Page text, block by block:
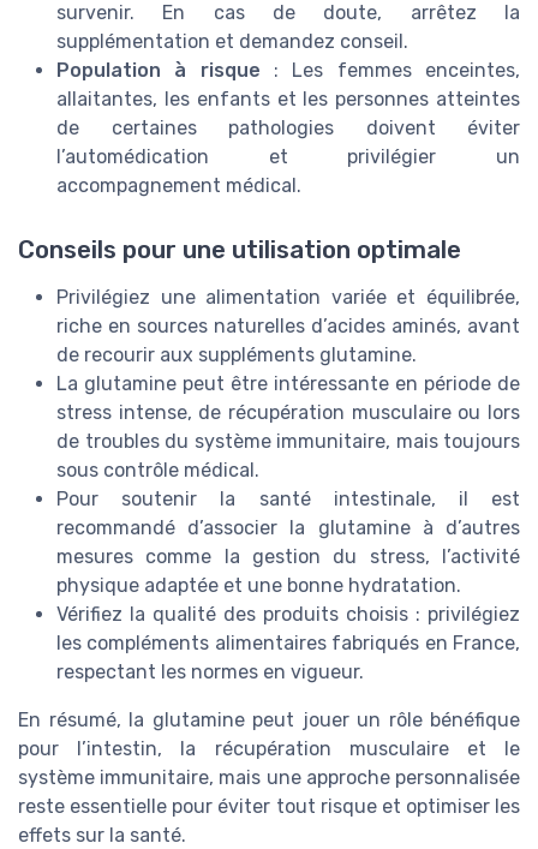
survenir. En cas de doute, arrêtez la
supplémentation et demandez conseil.
Population à risque : Les femmes enceintes,
allaitantes, les enfants et les personnes atteintes
de certaines pathologies doivent éviter
l’automédication et privilégier un
accompagnement médical.
Conseils pour une utilisation optimale
Privilégiez une alimentation variée et équilibrée,
riche en sources naturelles d’acides aminés, avant
de recourir aux suppléments glutamine.
La glutamine peut être intéressante en période de
stress intense, de récupération musculaire ou lors
de troubles du système immunitaire, mais toujours
sous contrôle médical.
Pour soutenir la santé intestinale, il est
recommandé d’associer la glutamine à d’autres
mesures comme la gestion du stress, l’activité
physique adaptée et une bonne hydratation.
Vérifiez la qualité des produits choisis : privilégiez
les compléments alimentaires fabriqués en France,
respectant les normes en vigueur.
En résumé, la glutamine peut jouer un rôle bénéfique
pour l’intestin, la récupération musculaire et le
système immunitaire, mais une approche personnalisée
reste essentielle pour éviter tout risque et optimiser les
effets sur la santé.